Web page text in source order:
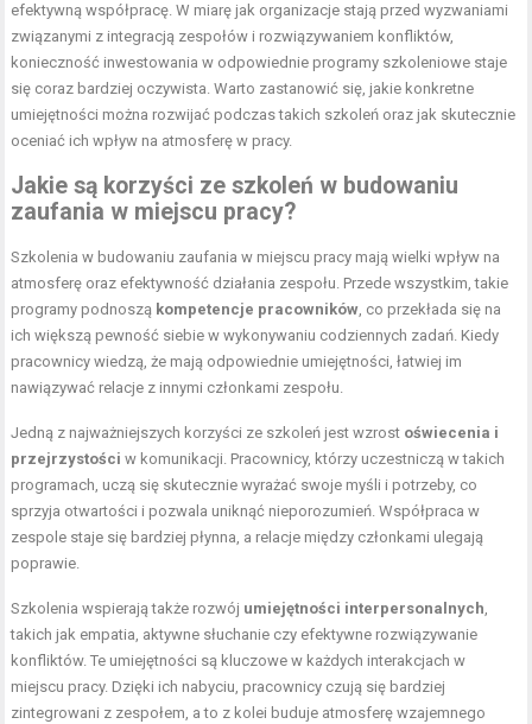
efektywną współpracę. W miarę jak organizacje stają przed wyzwaniami
związanymi z integracją zespołów i rozwiązywaniem konfliktów,
konieczność inwestowania w odpowiednie programy szkoleniowe staje
się coraz bardziej oczywista. Warto zastanowić się, jakie konkretne
umiejętności można rozwijać podczas takich szkoleń oraz jak skutecznie
oceniać ich wpływ na atmosferę w pracy.
Jakie są korzyści ze szkoleń w budowaniu
zaufania w miejscu pracy?
Szkolenia w budowaniu zaufania w miejscu pracy mają wielki wpływ na
atmosferę oraz efektywność działania zespołu. Przede wszystkim, takie
programy podnoszą kompetencje pracowników, co przekłada się na
ich większą pewność siebie w wykonywaniu codziennych zadań. Kiedy
pracownicy wiedzą, że mają odpowiednie umiejętności, łatwiej im
nawiązywać relacje z innymi członkami zespołu.
Jedną z najważniejszych korzyści ze szkoleń jest wzrost oświecenia i
przejrzystości w komunikacji. Pracownicy, którzy uczestniczą w takich
programach, uczą się skutecznie wyrażać swoje myśli i potrzeby, co
sprzyja otwartości i pozwala uniknąć nieporozumień. Współpraca w
zespole staje się bardziej płynna, a relacje między członkami ulegają
poprawie.
Szkolenia wspierają także rozwój umiejętności interpersonalnych,
takich jak empatia, aktywne słuchanie czy efektywne rozwiązywanie
konfliktów. Te umiejętności są kluczowe w każdych interakcjach w
miejscu pracy. Dzięki ich nabyciu, pracownicy czują się bardziej
zintegrowani z zespołem, a to z kolei buduje atmosferę wzajemnego